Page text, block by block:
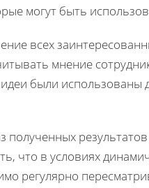
могут быть
всех
мнение
были использованы
что в условиях
регулярно